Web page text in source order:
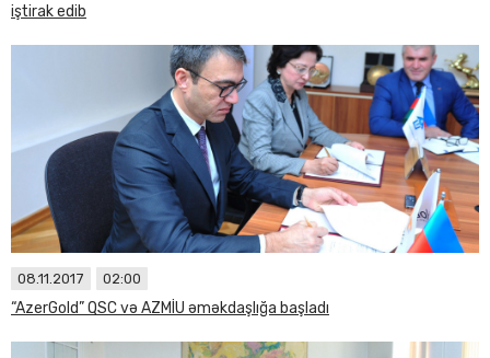
iştirak edib
08.11.2017 02:00
“AzerGold” QSC və AZMİU əməkdaşlığa başladı